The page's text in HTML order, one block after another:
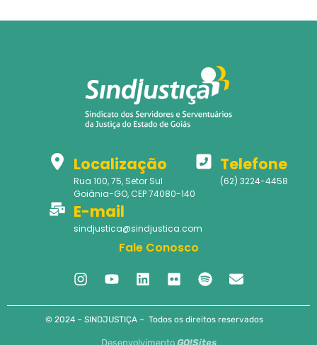
Localização
Rua 100, 75, Setor Sul
Goiânia-GO, CEP 74080-140
Telefone
(62) 3224-4458
E-mail
sindjustica@sindjustica.com
Fale Conosco
© 2024 – SINDJUSTIÇA – Todos os direitos reservados
Desenvolvimento GO!Sites